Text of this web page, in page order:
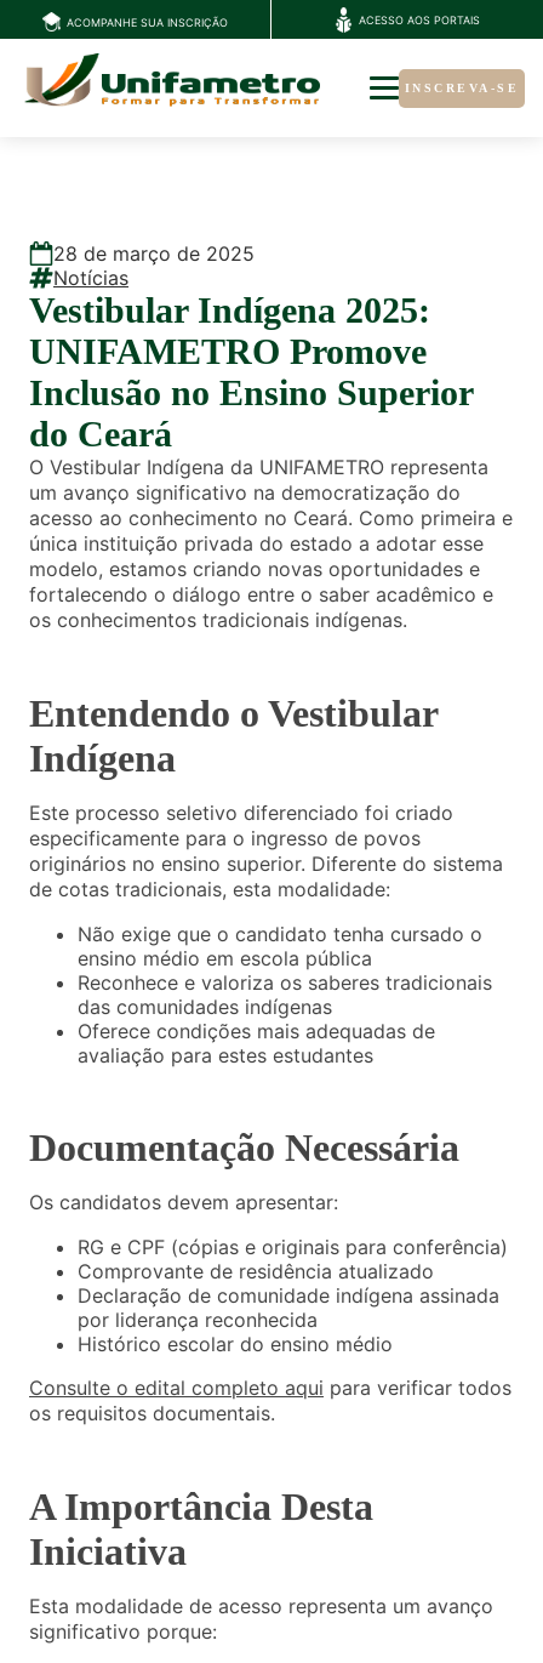
ACOMPANHE SUA INSCRIÇÃO ACESSO AOS PORTAIS
INSCREVA-SE
28 de março de 2025
Notícias
Vestibular Indígena 2025:
UNIFAMETRO Promove
Inclusão no Ensino Superior
do Ceará
O Vestibular Indígena da UNIFAMETRO representa
um avanço significativo na democratização do
acesso ao conhecimento no Ceará. Como primeira e
única instituição privada do estado a adotar esse
modelo, estamos criando novas oportunidades e
fortalecendo o diálogo entre o saber acadêmico e
os conhecimentos tradicionais indígenas.
Entendendo o Vestibular
Indígena
Este processo seletivo diferenciado foi criado
especificamente para o ingresso de povos
originários no ensino superior. Diferente do sistema
de cotas tradicionais, esta modalidade:
Não exige que o candidato tenha cursado o
ensino médio em escola pública
Reconhece e valoriza os saberes tradicionais
das comunidades indígenas
Oferece condições mais adequadas de
avaliação para estes estudantes
Documentação Necessária
Os candidatos devem apresentar:
RG e CPF (cópias e originais para conferência)
Comprovante de residência atualizado
Declaração de comunidade indígena assinada
por liderança reconhecida
Histórico escolar do ensino médio
Consulte o edital completo aqui para verificar todos
os requisitos documentais.
A Importância Desta
Iniciativa
Esta modalidade de acesso representa um avanço
significativo porque: